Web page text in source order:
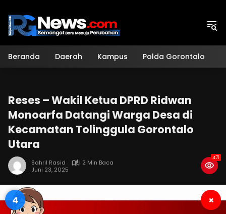
konten
Beranda Daerah Kampus Polda Gorontalo
Reses – Wakil Ketua DPRD Ridwan
Monoarfa Datangi Warga Desa di
Kecamatan Tolinggula Gorontalo
Utara
Sahril Rasid
2 Min Baca
Juni 23, 2025
471
3 ×